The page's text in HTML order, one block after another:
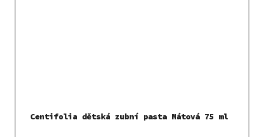
Centifolia dětská zubní pasta Mátová 75 ml